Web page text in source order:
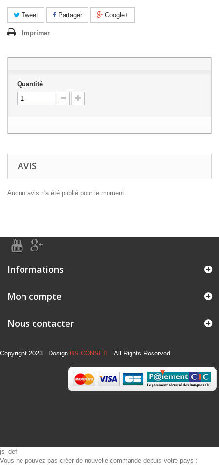
Tweet Partager Google+
Imprimer
Quantité
AVIS
Aucun avis n'a été publié pour le moment.
Informations
Mon compte
Nous contacter
Copyright 2023 - Design BS CONSEIL - All Rights Reserved
js_def
Vous ne pouvez pas créer de nouvelle commande depuis votre pays :